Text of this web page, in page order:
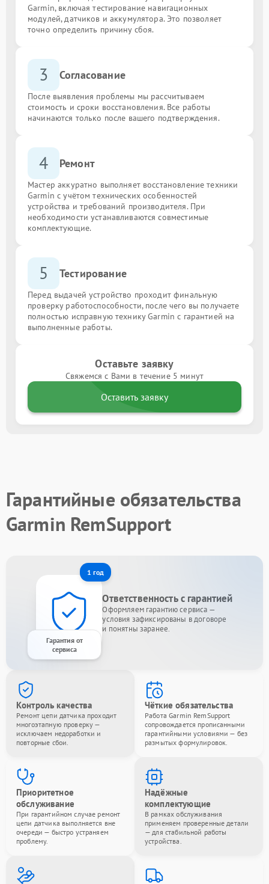
Garmin, включая тестирование навигационных
модулей, датчиков и аккумулятора. Это позволяет
точно определить причину сбоя.
3 Согласование
После выявления проблемы мы рассчитываем
стоимость и сроки восстановления. Все работы
начинаются только после вашего подтверждения.
4 Ремонт
Мастер аккуратно выполняет восстановление техники
Garmin с учётом технических особенностей
устройства и требований производителя. При
необходимости устанавливаются совместимые
комплектующие.
5 Тестирование
Перед выдачей устройство проходит финальную
проверку работоспособности, после чего вы получаете
полностью исправную технику Garmin с гарантией на
выполненные работы.
Оставьте заявку
Свяжемся с Вами в течение 5 минут
Оставить заявку
Гарантийные обязательства
Garmin RemSupport
1 год
Гарантия от
сервиса
Ответственность с гарантией
Оформляем гарантию сервиса —
условия зафиксированы в договоре
и понятны заранее.
Контроль качества
Ремонт цепи датчика проходит
многоэтапную проверку —
исключаем недоработки и
повторные сбои.
Чёткие обязательства
Работа Garmin RemSupport
сопровождается прописанными
гарантийными условиями — без
размытых формулировок.
Приоритетное
обслуживание
При гарантийном случае ремонт
цепи датчика выполняется вне
очереди — быстро устраняем
проблему.
Надёжные
комплектующие
В рамках обслуживания
применяем проверенные детали
— для стабильной работы
устройства.